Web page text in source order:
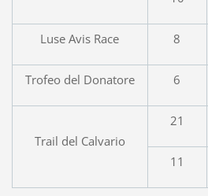
Luse Avis Race 8
Trofeo del Donatore 6
Trail del Calvario
21
11